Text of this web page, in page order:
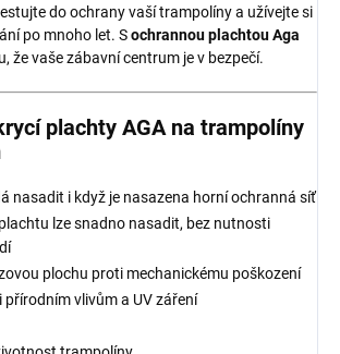
do ochrany vaší trampolíny a užívejte si
po mnoho let. Sochrannou plachtou Aga
že vaše zábavní centrum je v bezpečí.
plachty AGA na trampolíny
nasadit i když je nasazena horní ochranná síť
lze snadno nasadit, bez nutnosti
plochu proti mechanickému poškození
přírodním vlivům a UV záření